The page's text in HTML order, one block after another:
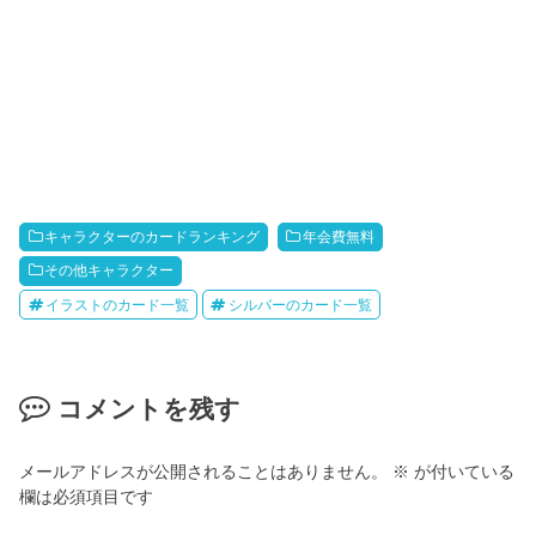
キャラクターのカードランキング 年会費無料
その他キャラクター
イラストのカード一覧 シルバーのカード一覧
コメントを残す
メールアドレスが公開されることはありません。 ※ が付いている
欄は必須項目です